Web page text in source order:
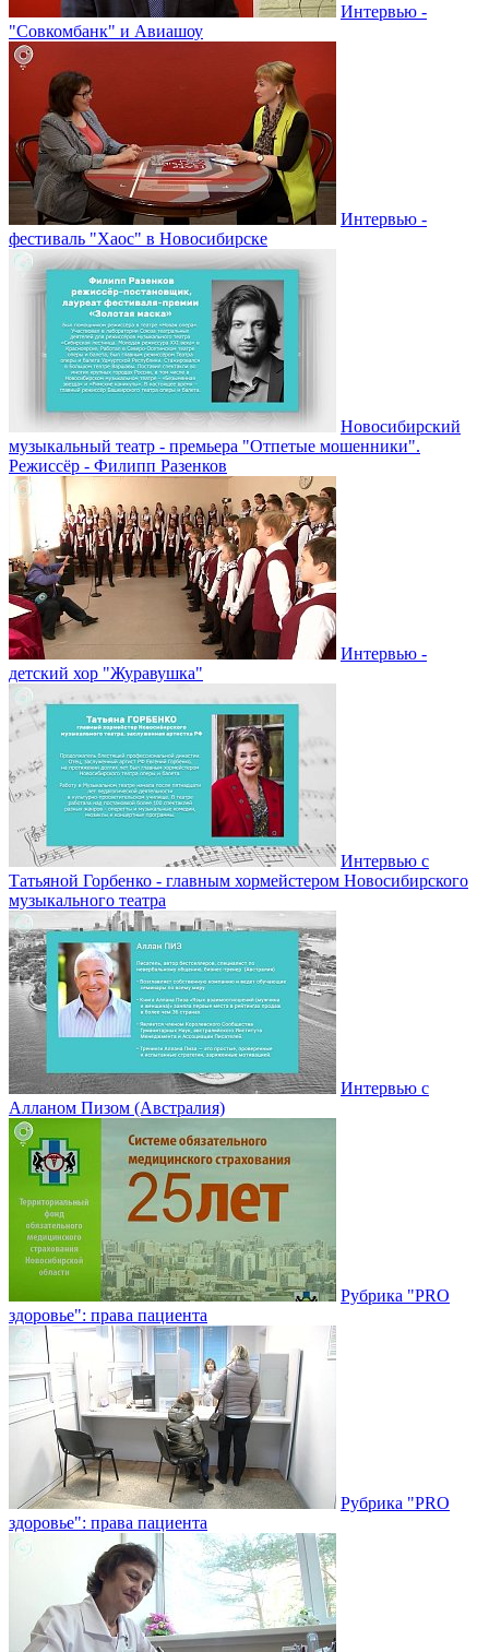
Интервью -
"Совкомбанк" и Авиашоу
Интервью -
фестиваль "Хаос" в Новосибирске
Новосибирский
музыкальный театр - премьера "Отпетые мошенники".
Режиссёр - Филипп Разенков
Интервью -
детский хор "Журавушка"
Интервью с
Татьяной Горбенко - главным хормейстером Новосибирского
музыкального театра
Интервью с
Алланом Пизом (Австралия)
Рубрика "PRO
здоровье": права пациента
Рубрика "PRO
здоровье": права пациента